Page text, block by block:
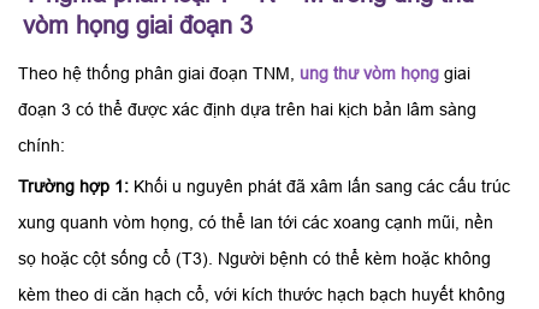
vòm họng giai đoạn 3
Theo hệ thống phân giai đoạn TNM, ung thư vòm họng giai
đoạn 3 có thể được xác định dựa trên hai kịch bản lâm sàng
chính:
Trường hợp 1: Khối u nguyên phát đã xâm lấn sang các cấu trúc
xung quanh vòm họng, có thể lan tới các xoang cạnh mũi, nền
sọ hoặc cột sống cổ (T3). Người bệnh có thể kèm hoặc không
kèm theo di căn hạch cổ, với kích thước hạch bạch huyết không